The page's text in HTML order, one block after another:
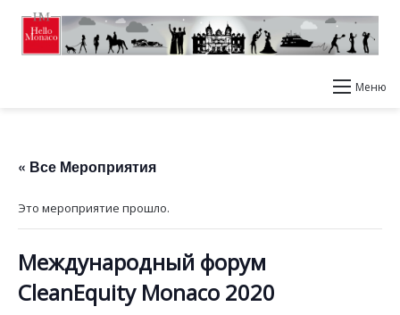
Меню
« Все Мероприятия
Это мероприятие прошло.
Международный форум
CleanEquity Monaco 2020